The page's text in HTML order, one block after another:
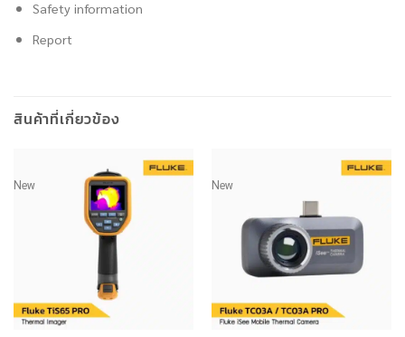
Safety information
Report
สินค้าที่เกี่ยวข้อง
New New